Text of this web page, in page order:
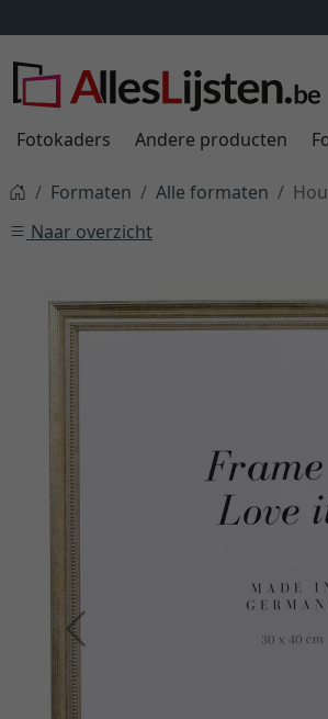
Fotokaders Andere producten
Formaten Alle formaten
Naar overzicht
Terug